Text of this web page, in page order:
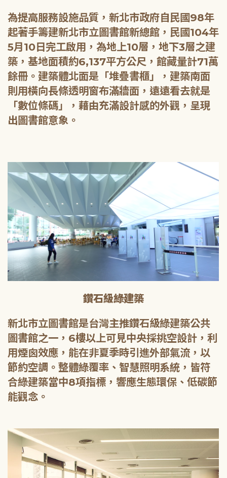
為提高服務設施品質，新北市政府自民國98年
起著手籌建新北市立圖書館新總館，民國104年
5月10日完工啟用，為地上10層，地下3層之建
築，基地面積約6,137平方公尺，館藏量計71萬
餘冊。建築體北面是「堆疊書櫃」，建築南面
則用橫向長條透明窗布滿牆面，遠遠看去就是
「數位條碼」，藉由充滿設計感的外觀，呈現
出圖書館意象。
鑽石級綠建築
新北市立圖書館是台灣主推鑽石級綠建築公共
圖書館之一，6樓以上可見中央採挑空設計，利
用煙囪效應，能在非夏季時引進外部氣流，以
節約空調。整體綠覆率、智慧照明系統，皆符
合綠建築當中8項指標，響應生態環保、低碳節
能觀念。